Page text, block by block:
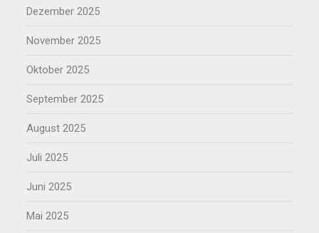
Dezember 2025
November 2025
Oktober 2025
September 2025
August 2025
Juli 2025
Juni 2025
Mai 2025